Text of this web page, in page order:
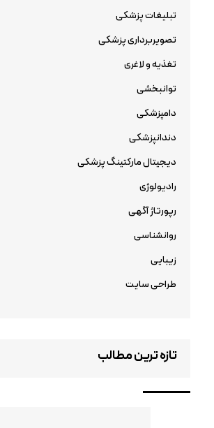
تبلیغات پزشکی
تصویربرداری پزشکی
تغذیه و لاغری
توانبخشی
دامپزشکی
دندانپزشکی
دیجیتال مارکتینگ پزشکی
رادیولوژی
رپورتاژ آگهی
روانشناسی
زیبایی
طراحی سایت
تازه ترین مطالب